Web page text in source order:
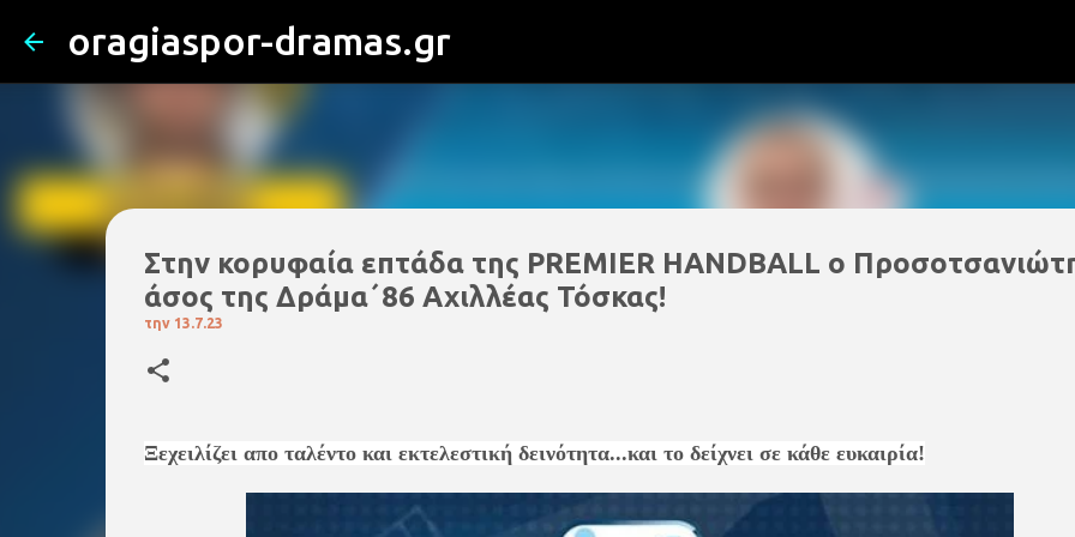
oragiaspor-dramas.gr
Στην κορυφαία επτάδα της PREMIER HANDBALL ο
άσος της Δράμα΄86 Αχιλλέας Τόσκας!
την 13.7.23
Ξεχειλίζει απο ταλέντο και εκτελεστική δεινότητα...και το δείχνει σε κάθε ευκαιρία!